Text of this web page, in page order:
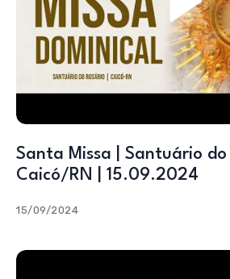
Santa Missa | Santuário do
Caicó/RN | 15.09.2024
15/09/2024